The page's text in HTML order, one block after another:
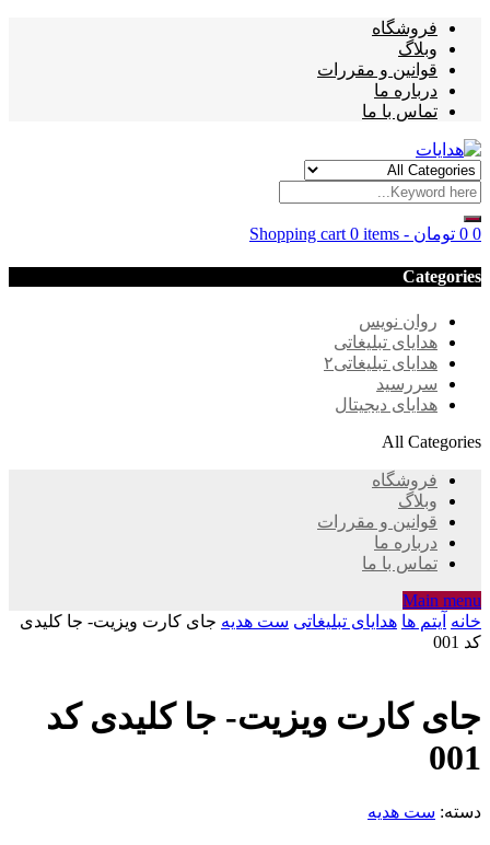
فروشگاه
وبلاگ
قوانین و مقررات
درباره ما
تماس با ما
Shopping cart 0 items - 0 تومان 0
Categories
روان نویس
هدایای تبلیغاتی
هدایای تبلیغاتی۲
سررسید
هدایای دیجیتال
All Categories
فروشگاه
وبلاگ
قوانین و مقررات
درباره ما
تماس با ما
Main menu
خانه آیتم ها هدایای تبلیغاتی ست هدیه جای کارت ویزیت- جا کلیدی
کد 001
جای کارت ویزیت- جا کلیدی کد
001
دسته: ست هدیه